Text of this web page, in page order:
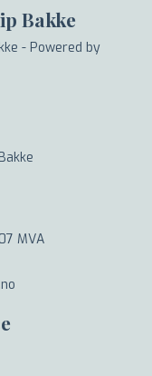
Bakke
- Powered by
MVA